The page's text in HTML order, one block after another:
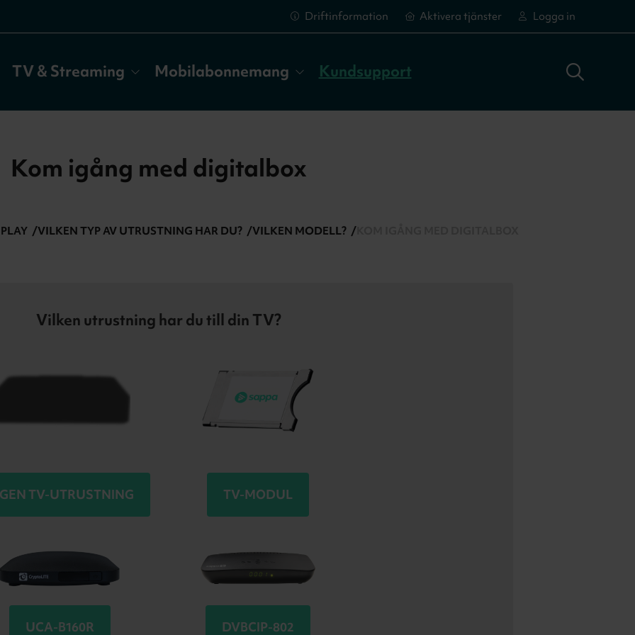
Driftinformation Aktivera tjänster Logga in
Aktivera tjänster
TV & Streaming Mobilabonnemang Kundsupport
Kom igång med digitalbox
VILKEN TYP AV UTRUSTNING HAR DU? VILKEN MODELL?
Vilken utrustning har du till din TV?
TV-UTRUSTNING TV-MODUL
UCA-B160R DVBCIP-802